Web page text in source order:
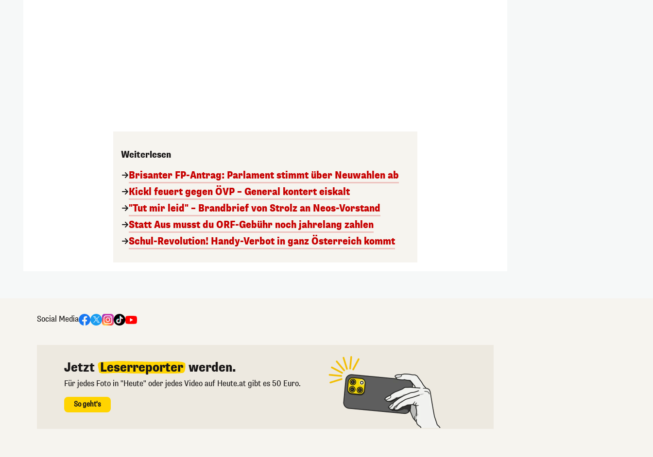
Weiterlesen
Brisanter FP-Antrag: Parlament stimmt über Neuwahlen ab
Kickl feuert gegen ÖVP – General kontert eiskalt
"Tut mir leid" – Brandbrief von Strolz an Neos-Vorstand
Statt Aus musst du ORF-Gebühr noch jahrelang zahlen
Schul-Revolution! Handy-Verbot in ganz Österreich kommt
Social Media
Jetzt Leserreporter werden.
Für jedes Foto in "Heute" oder jedes Video auf Heute.at gibt es 50 Euro.
So geht's